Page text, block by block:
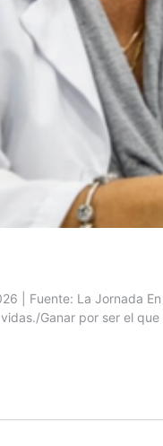
| Fuente: La Jornada
Ganar por ser el